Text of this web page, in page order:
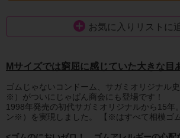
お気に入りリストに
Mサイズでは窮屈に感じていた大きな目
ゴムじゃないコンドーム、サガミオリジナル
※）がついにじゃぱん商会にも登場です！
1998年発売の初代サガミオリジナルから15年
ン※）を実現しました。 【※はすべて相模ゴム